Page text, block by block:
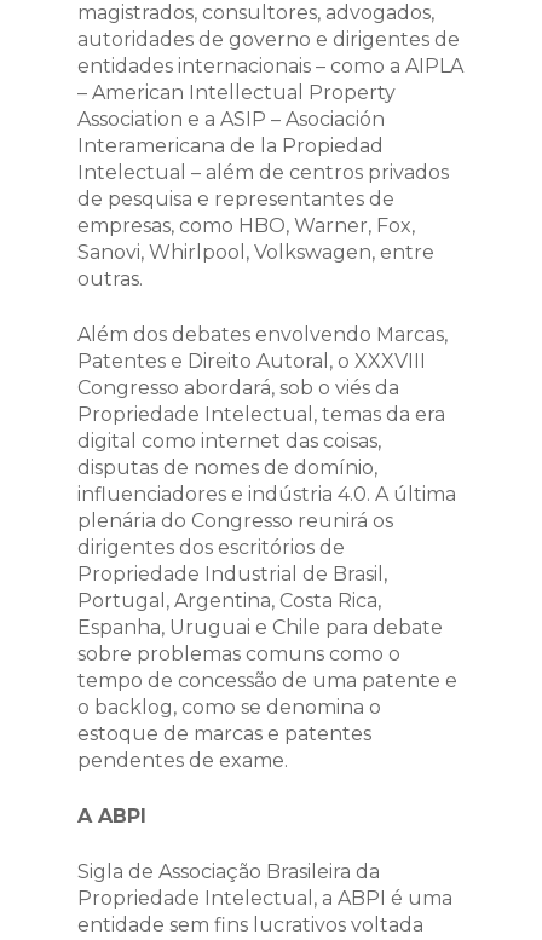
magistrados, consultores, advogados,
autoridades de governo e dirigentes de
entidades internacionais – como a AIPLA
– American Intellectual Property
Association e a ASIP – Asociación
Interamericana de la Propiedad
Intelectual – além de centros privados
de pesquisa e representantes de
empresas, como HBO, Warner, Fox,
Sanovi, Whirlpool, Volkswagen, entre
outras.
Além dos debates envolvendo Marcas,
Patentes e Direito Autoral, o XXXVIII
Congresso abordará, sob o viés da
Propriedade Intelectual, temas da era
digital como internet das coisas,
disputas de nomes de domínio,
influenciadores e indústria 4.0. A última
plenária do Congresso reunirá os
dirigentes dos escritórios de
Propriedade Industrial de Brasil,
Portugal, Argentina, Costa Rica,
Espanha, Uruguai e Chile para debate
sobre problemas comuns como o
tempo de concessão de uma patente e
o backlog, como se denomina o
estoque de marcas e patentes
pendentes de exame.
A ABPI
Sigla de Associação Brasileira da
Propriedade Intelectual, a ABPI é uma
entidade sem fins lucrativos voltada